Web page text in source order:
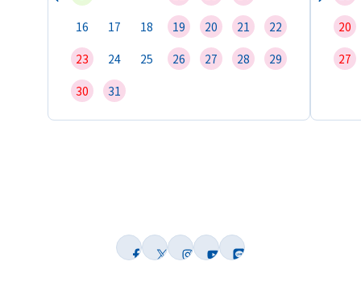
16
17 18 19 20 21
22
23
24 25 26 27 28
29
30
31
20
27